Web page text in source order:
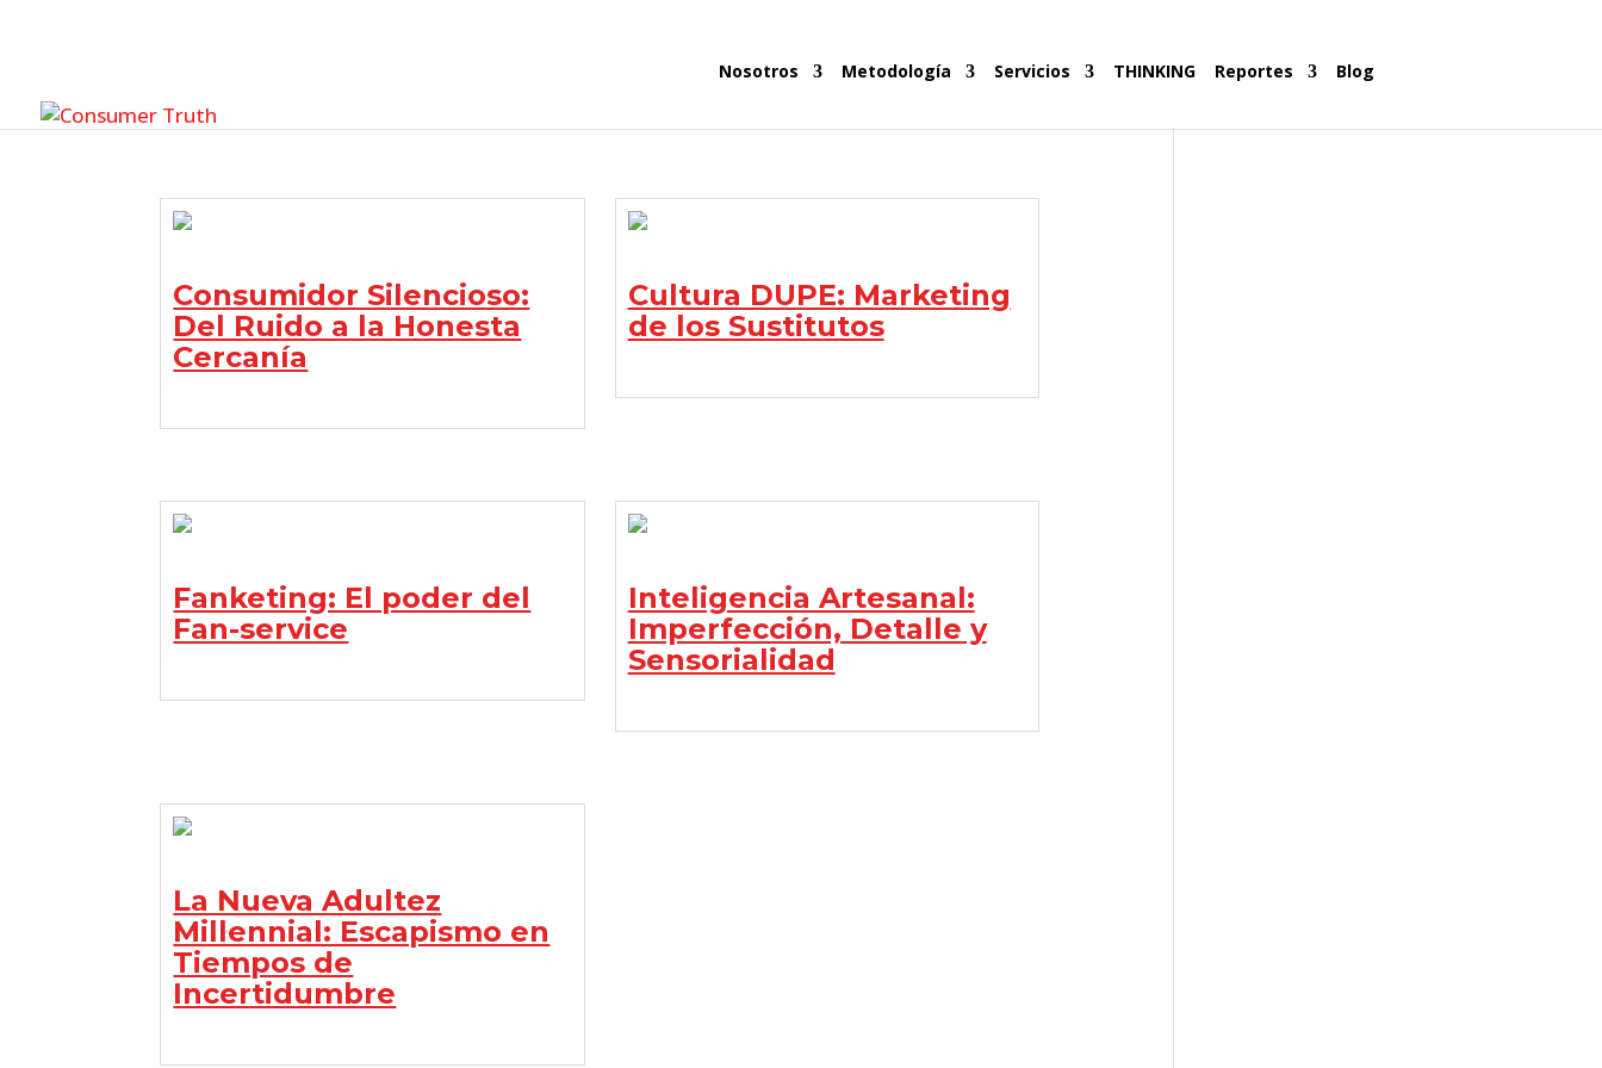
Nosotros Metodología Servicios THINKING Reportes Blog
Consumidor Silencioso:
Del Ruido a la Honesta
Cercanía
Cultura DUPE: Marketing
de los Sustitutos
Fanketing: El poder del
Fan-service
Inteligencia Artesanal:
Imperfección, Detalle y
Sensorialidad
La Nueva Adultez
Millennial: Escapismo en
Tiempos de
Incertidumbre